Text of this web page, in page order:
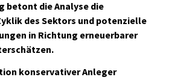
betont die Analyse die
des Sektors und potenzielle
in Richtung erneuerbarer
konservativer Anleger